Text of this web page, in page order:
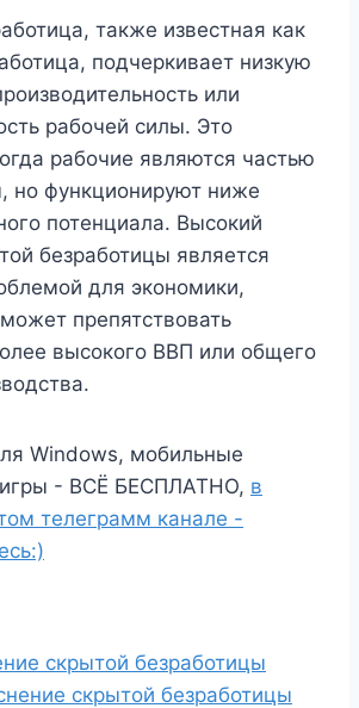
также известная как
подчеркивает низкую
или
рабочей силы. Это
рабочие являются частью
но функционируют ниже
потенциала. Высокий
безработицы является
для экономики,
препятствовать
высокого ВВП или общего
Windows, мобильные
- ВСЁ БЕСПЛАТНО, в
телеграмм канале -
скрытой безработицы
скрытой безработицы